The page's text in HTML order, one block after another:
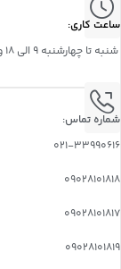
ساعت کاری:
شنبه تا چهارشنبه 9 الی 18 و پنجشنبه 9 الی 14
شماره تماس:
021-33990616
09028101818
09028101817
09028101819